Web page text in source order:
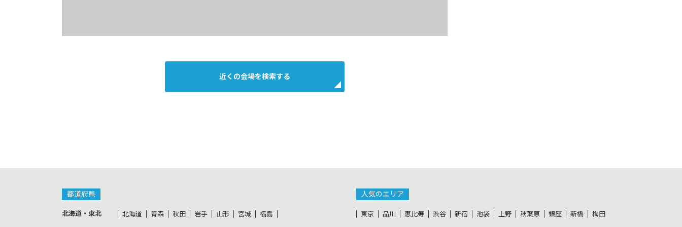
近くの会場を検索する
都道府県
北海道・東北 北海道 青森 秋田 岩手 山形 宮城 福島
人気のエリア
東京 品川 恵比寿 渋谷 新宿 池袋 上野 秋葉原 銀座 新橋 梅田